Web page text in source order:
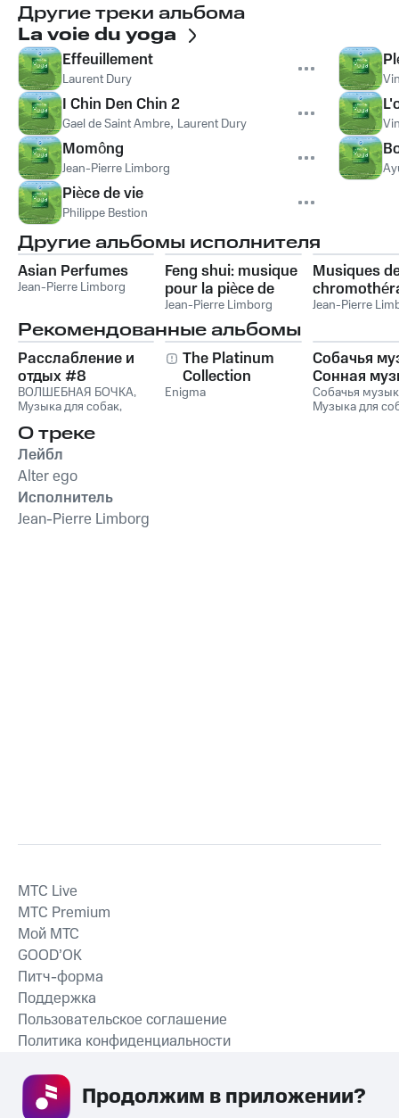
Другие треки альбома
La voie du yoga
Effeuillement
Laurent Dury
I Chin Den Chin 2
Gael de Saint Ambre, Laurent Dury
Momông
Jean-Pierre Limborg
Pièce de vie
Philippe Bestion
Другие альбомы исполнителя
Asian Perfumes
Jean-Pierre Limborg
Feng shui: musique
pour la pièce de
bien-etre
Jean-Pierre Limborg
Musiques
Jean-Pierre
Рекомендованные альбомы
Расслабление и
отдых #8
ВОЛШЕБНАЯ БОЧКА,
Музыка для собак,
Relax,Музыка для
чтения,Relax Music
The Platinum
Collection
Enigma
Собачья
Сонная
для собак и
музыка для
Собачья
Музыка для
О треке
Лейбл
Alter ego
Исполнитель
Jean-Pierre Limborg
СКАЧАТЬ ПРИЛОЖЕНИЕ
MTС Live
MTС Premium
Мой МТС
GOOD’OK
Питч-форма
Поддержка
Пользовательское соглашение
Политика конфиденциальности